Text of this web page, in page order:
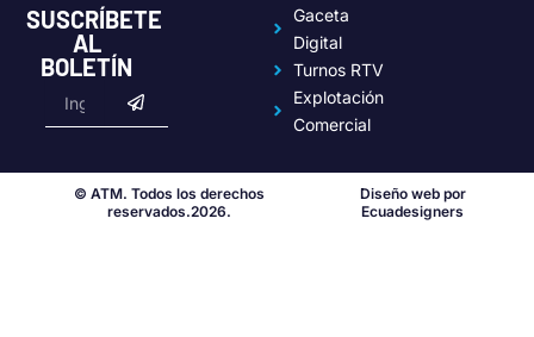
SUSCRÍBETE
AL
BOLETÍN
Gaceta
Digital
Turnos RTV
Explotación
Comercial
© ATM. Todos los derechos
reservados.2026.
Diseño web por
Ecuadesigners